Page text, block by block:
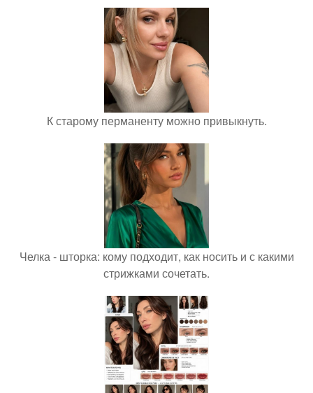
К старому перманенту можно привыкнуть.
Челка - шторка: кому подходит, как носить и с какими
стрижками сочетать.